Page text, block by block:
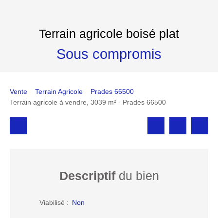
Terrain agricole boisé plat
Sous compromis
Vente Terrain Agricole
Prades 66500
Terrain agricole à vendre, 3039 m² - Prades 66500
Descriptifdu bien
Viabilisé : Non